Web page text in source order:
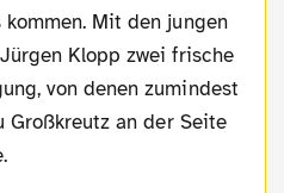
Mit den jungen
Klopp zwei frische
von denen zumindest
Großkreutz an der Seite